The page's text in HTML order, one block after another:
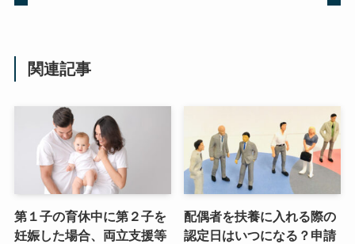
関連記事
第１子の育休中に第２子を
妊娠した場合、両立支援等
配偶者を扶養に入れる際の
認定日はいつになる？申請